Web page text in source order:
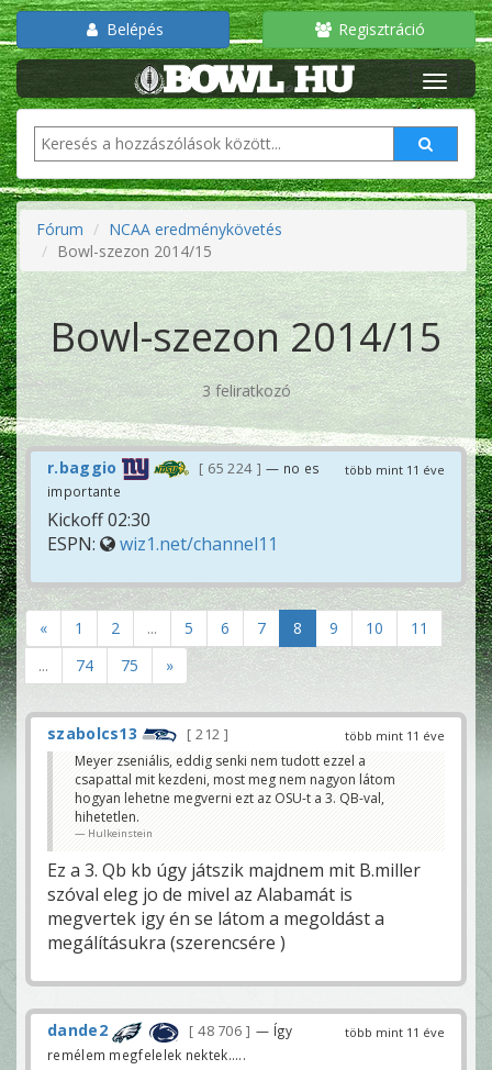
Belépés Regisztráció
Fórum
NCAA eredménykövetés
Bowl-szezon 2014/15
Bowl-szezon 2014/15
3 feliratkozó
több mint 11 éve
r.baggio 65 224
— no es
importante
Kickoff 02:30
ESPN:
wiz1.net/channel11
« 1 2 ... 5 6 7 8 9 10
11
...
74 75 »
több mint 11 éve
szabolcs13
212
Meyer zseniális, eddig senki nem tudott ezzel a
csapattal mit kezdeni, most meg nem nagyon látom
hogyan lehetne megverni ezt az OSU-t a 3. QB-val,
hihetetlen.
Hulkeinstein
Ez a 3. Qb kb úgy játszik majdnem mit B.miller
szóval eleg jo de mivel az Alabamát is
megvertek igy én se látom a megoldást a
megálításukra (szerencsére )
több mint 11 éve
dande2 48 706
— Így
remélem megfelelek nektek.....